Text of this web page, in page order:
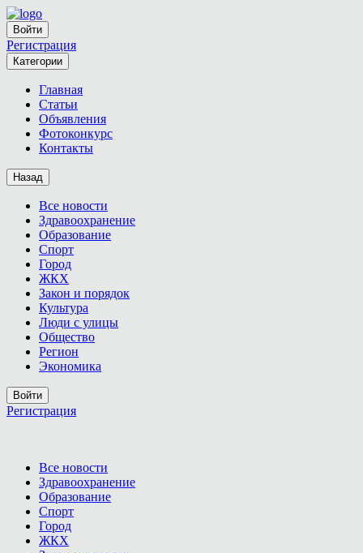
Войти
Регистрация
Категории
Главная
Статьи
Объявления
Фотоконкурс
Контакты
Назад
Все новости
Здравоохранение
Образование
Спорт
Город
ЖКХ
Закон и порядок
Культура
Люди с улицы
Общество
Регион
Экономика
Войти
Регистрация
Все новости
Здравоохранение
Образование
Спорт
Город
ЖКХ